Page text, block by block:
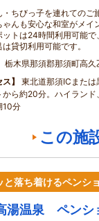
・ちびっ子を連れてのご
ゃんも安心な和室がメイ
ットは24時間利用可能
貸切利用可能です。
栃木県那須郡那須町高
ス
東北道那須ICまた
から約20分。ハイラン
10分
この施
落ち着けるペンシ
湯温泉 ペンシ